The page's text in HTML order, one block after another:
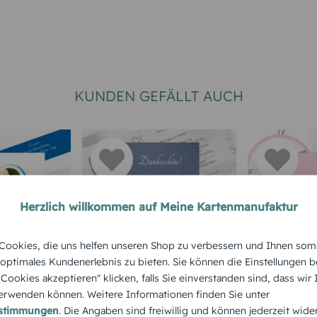
KUNDEN GEFÄLLT AUCH
Dankeskarte
Hochzeit "Glamour
Heart"
Hochzeit
Herzlich willkommen auf Meine Kartenmanufaktur
die uns helfen unseren Shop zu verbessern und Ihnen
Kundenerlebnis zu bieten. Sie können die Einstellungen
akzeptieren" klicken, falls Sie einverstanden sind, dass
können. Weitere Informationen finden Sie unter
. Die Angaben sind freiwillig und können jederzeit